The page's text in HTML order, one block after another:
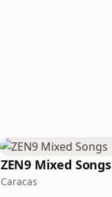
ZEN9 Mixed Songs
Caracas